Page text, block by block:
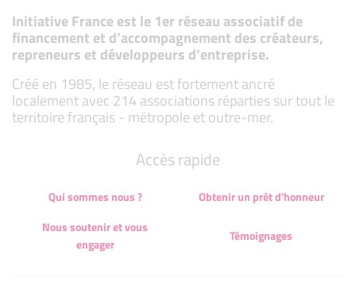
Initiative France est le 1er réseau associatif de
financement et d’accompagnement des créateurs,
repreneurs et développeurs d’entreprise.
Créé en 1985, le réseau est fortement ancré
localement avec 214 associations réparties sur tout le
territoire français - métropole et outre-mer.
Accès rapide
Qui sommes nous ?
Obtenir un prêt d'honneur
Nous soutenir et vous
engager
Témoignages